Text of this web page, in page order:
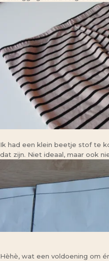
Ik had een klein beetje stof te
dat zijn. Niet ideaal, maar ook
Hèhè, wat een voldoening om